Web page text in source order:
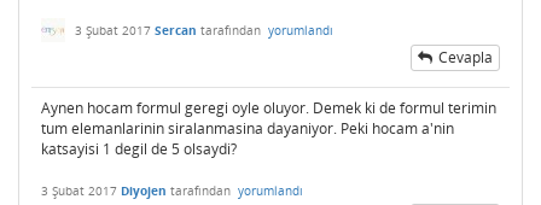
3 Şubat 2017 Sercan tarafından yorumlandı
Cevapla
Aynen hocam formul geregi oyle oluyor. Demek ki de formul terimin
tum elemanlarinin siralanmasina dayaniyor. Peki hocam a'nin
katsayisi 1 degil de 5 olsaydi?
3 Şubat 2017 Diyojen tarafından yorumlandı